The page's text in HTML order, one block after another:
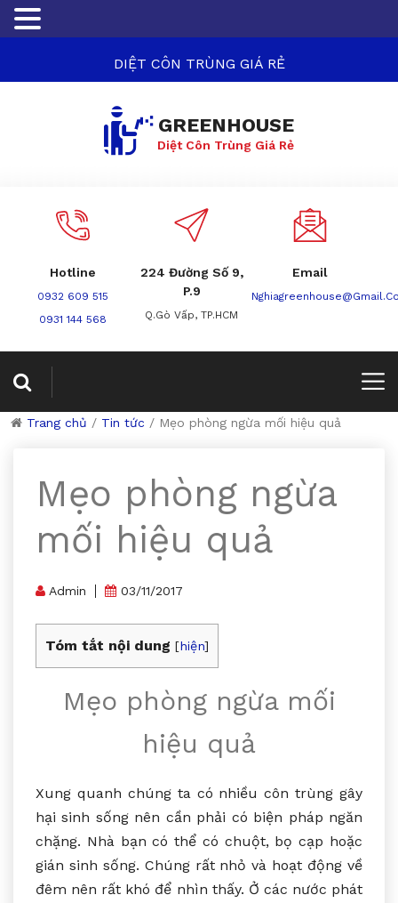
DIỆT CÔN TRÙNG GIÁ RẺ
GREENHOUSE
Diệt Côn Trùng Giá Rẻ
Hotline
0932 609 515
0931 144 568
224 Đường Số 9,
P.9
Q.Gò Vấp, TP.HCM
Email
Trang chủ / Tin tức / Mẹo phòng ngừa mối hiệu quả
Mẹo phòng ngừa
mối hiệu quả
Admin 03/11/2017
Tóm tắt nội dung [hiện]
Mẹo phòng ngừa mối
hiệu quả
Xung quanh chúng ta có nhiều côn trùng gây
hại sinh sống nên cần phải có biện pháp ngăn
chặng. Nhà bạn có thể có chuột, bọ cạp hoặc
gián sinh sống. Chúng rất nhỏ và hoạt động về
đêm nên rất khó để nhìn thấy. Ở các nước phát